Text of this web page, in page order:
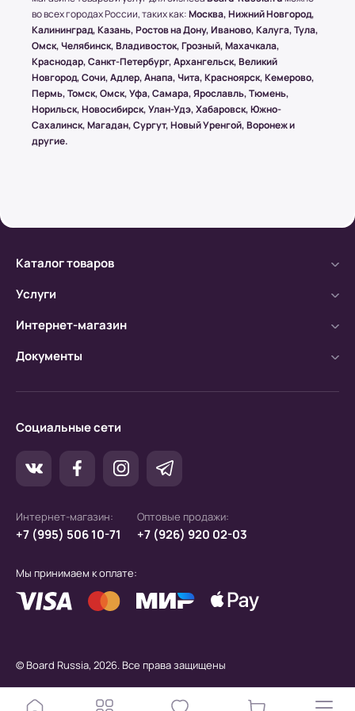
Условия оплаты в интернет-
супермаркете Board-Russia.ru
Наличный расчет
Клиент может оплатить заказ после получения
товара от курьера. По запросу клиента
а) Оплата производится с помощью мобильного
во всех городах России, таких как:Москва, Нижний Новгород,
Калининград, Казань, Ростов на Дону, Иваново, Калуга, Тула,
Омск, Челябинск, Владивосток, Грозный, Махачкала,
Краснодар, Санкт-Петербург, Архангельск, Великий
Новгород, Сочи, Адлер, Анапа, Чита, Красноярск, Кемерово,
Пермь, Томск, Омск, Уфа, Самара, Ярославль, Тюмень,
Норильск, Новосибирск, Улан-Удэ, Хабаровск, Южно-
Сахалинск, Магадан, Сургут, Новый Уренгой, Воронеж и
другие.
Каталог товаров
Услуги
Интернет-магазин
Документы
Социальные сети
Интернет-магазин:
+7 (995) 506 10-71
Оптовые продажи:
+7 (926) 920 02-03
Мы принимаем к оплате:
© Board Russia, 2026. Все права защищены